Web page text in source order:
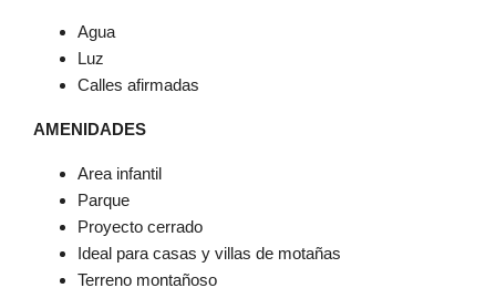
Agua
Luz
Calles afirmadas
AMENIDADES
Area infantil
Parque
Proyecto cerrado
Ideal para casas y villas de motañas
Terreno montañoso